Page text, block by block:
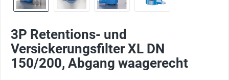
3P Retentions- und
Versickerungsfilter XL DN
150/200, Abgang waagerecht